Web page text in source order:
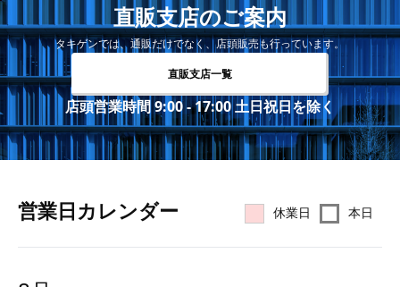
直販支店のご案内
タキゲンでは、通販だけでなく、店頭販売も行っています。
直販支店一覧
店頭営業時間 9:00 - 17:00 土日祝日を除く
営業⽇カレンダー 休業日 本日